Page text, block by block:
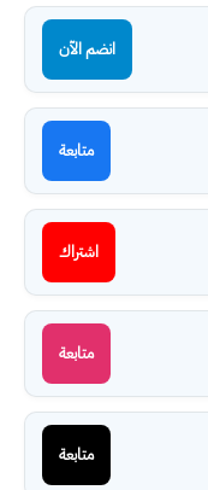
انضم الآن
متابعة
اشتراك
متابعة
متابعة